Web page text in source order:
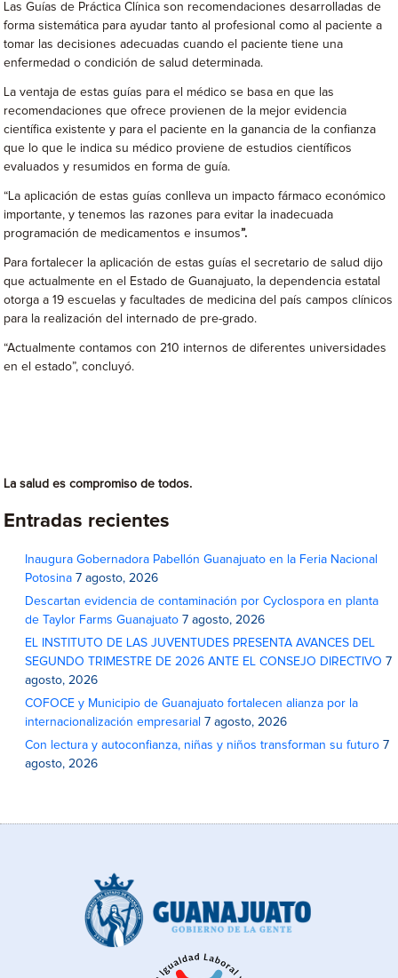
Las Guías de Práctica Clínica son recomendaciones desarrolladas de
forma sistemática para ayudar tanto al profesional como al paciente a
tomar las decisiones adecuadas cuando el paciente tiene una
enfermedad o condición de salud determinada.
La ventaja de estas guías para el médico se basa en que las
recomendaciones que ofrece provienen de la mejor evidencia
científica existente y para el paciente en la ganancia de la confianza
que lo que le indica su médico proviene de estudios científicos
evaluados y resumidos en forma de guía.
“La aplicación de estas guías conlleva un impacto fármaco económico
importante, y tenemos las razones para evitar la inadecuada
programación de medicamentos e insumos”.
Para fortalecer la aplicación de estas guías el secretario de salud dijo
que actualmente en el Estado de Guanajuato, la dependencia estatal
otorga a 19 escuelas y facultades de medicina del país campos clínicos
para la realización del internado de pre-grado.
“Actualmente contamos con 210 internos de diferentes universidades
en el estado”, concluyó.
La salud es compromiso de todos.
Entradas recientes
Inaugura Gobernadora Pabellón Guanajuato en la Feria Nacional
Potosina 7 agosto, 2026
Descartan evidencia de contaminación por Cyclospora en planta
de Taylor Farms Guanajuato 7 agosto, 2026
EL INSTITUTO DE LAS JUVENTUDES PRESENTA AVANCES DEL
SEGUNDO TRIMESTRE DE 2026 ANTE EL CONSEJO DIRECTIVO 7
agosto, 2026
COFOCE y Municipio de Guanajuato fortalecen alianza por la
internacionalización empresarial 7 agosto, 2026
Con lectura y autoconfianza, niñas y niños transforman su futuro 7
agosto, 2026